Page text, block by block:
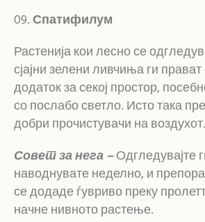
Спатифилум
Растенија кои лесно се
сјајни зелени ливчиња ги
додаток за секој простор,
со послабо светло. Исто така
добри прочистувачи на воздухот.
Совет за нега –Одгледувајте
наводнувате неделно, и
се додаде ѓувриво преку
начне нивното растење.